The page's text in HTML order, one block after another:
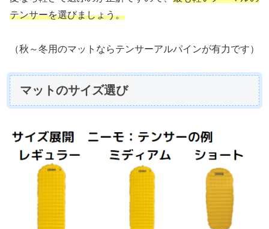
テンサーを選びましょう。
（秋～冬用のマットならテンサーアルパインが有力です）
マットのサイズ選び